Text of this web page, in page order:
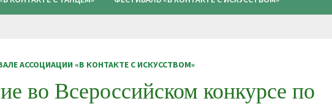
АССОЦИАЦИИ «В КОНТАКТЕ С ИСКУССТВОМ»
во Всероссийском конкурсе по